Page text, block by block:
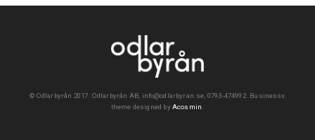
© Odlarbyrån 2017. Odlarbyrån AB, info@odlarbyran.se, 0793-474992. Businessx
theme designed byAcosmin